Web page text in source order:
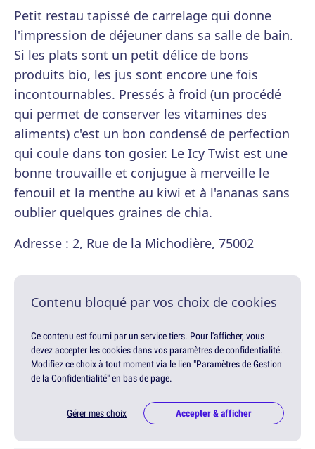
Petit restau tapissé de carrelage qui donne
l'impression de déjeuner dans sa salle de bain.
Si les plats sont un petit délice de bons
produits bio, les jus sont encore une fois
incontournables. Pressés à froid (un procédé
qui permet de conserver les vitamines des
aliments) c'est un bon condensé de perfection
qui coule dans ton gosier. Le Icy Twist est une
bonne trouvaille et conjugue à merveille le
fenouil et la menthe au kiwi et à l'ananas sans
oublier quelques graines de chia.
Adresse : 2, Rue de la Michodière, 75002
Contenu bloqué par vos choix de cookies
Ce contenu est fourni par un service tiers. Pour l'afficher, vous
devez accepter les cookies dans vos paramètres de confidentialité.
Modifiez ce choix à tout moment via le lien "Paramètres de Gestion
de la Confidentialité" en bas de page.
Gérer mes choix Accepter & afficher